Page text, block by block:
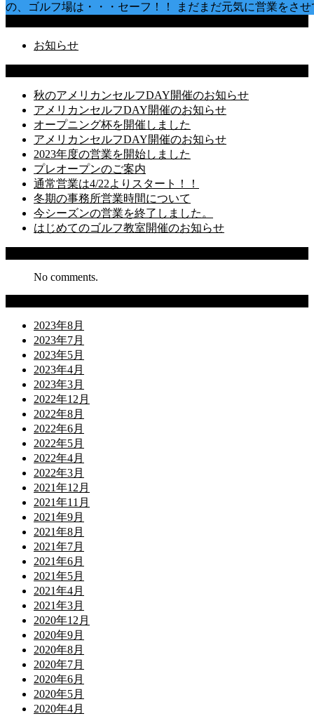
の、ゴルフ場は・・・セーフ！！ まだまだ元気に営業をさせ
お知らせ
秋のアメリカンセルフDAY開催のお知らせ
アメリカンセルフDAY開催のお知らせ
オープニング杯を開催しました
アメリカンセルフDAY開催のお知らせ
2023年度の営業を開始しました
プレオープンのご案内
通常営業は4/22よりスタート！！
冬期の事務所営業時間について
今シーズンの営業を終了しました。
はじめてのゴルフ教室開催のお知らせ
No comments.
2023年8月
2023年7月
2023年5月
2023年4月
2023年3月
2022年12月
2022年8月
2022年6月
2022年5月
2022年4月
2022年3月
2021年12月
2021年11月
2021年9月
2021年8月
2021年7月
2021年6月
2021年5月
2021年4月
2021年3月
2020年12月
2020年9月
2020年8月
2020年7月
2020年6月
2020年5月
2020年4月